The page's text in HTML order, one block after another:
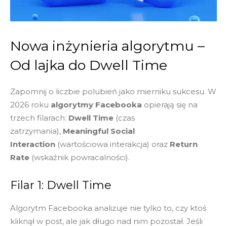
Nowa inżynieria algorytmu –
Od lajka do Dwell Time
Zapomnij o liczbie polubień jako mierniku sukcesu. W
2026 roku algorytmy Facebooka opierają się na
trzech filarach: Dwell Time (czas
zatrzymania), Meaningful Social
Interaction (wartościowa interakcja) oraz Return
Rate (wskaźnik powracalności).
Filar 1: Dwell Time
Algorytm Facebooka analizuje nie tylko to, czy ktoś
kliknął w post, ale jak długo nad nim pozostał. Jeśli